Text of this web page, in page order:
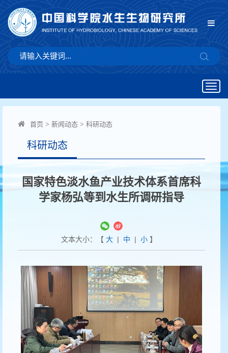
首页 > 新闻动态 > 科研动态
科研动态
国家特色淡水鱼产业技术体系首席科
学家杨弘等到水生所调研指导
文本大小：【 大| 中 | 小】